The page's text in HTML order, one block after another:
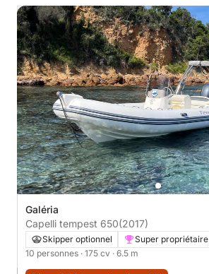
Galéria
Capelli tempest 650(2017)
Skipper optionnel Super propriétaire
10 personnes · 175 cv · 6.5 m